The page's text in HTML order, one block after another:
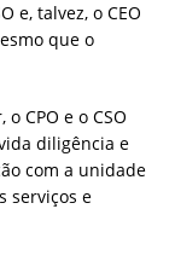
e, talvez, o CEO
que o
CPO e o CSO
diligência e
com a unidade
serviços e